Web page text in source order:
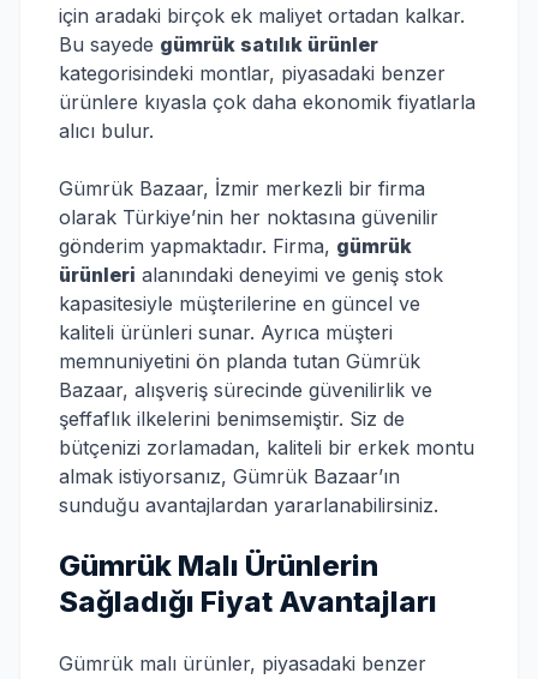
için aradaki birçok ek maliyet ortadan kalkar.
Bu sayede gümrük satılık ürünler
kategorisindeki montlar, piyasadaki benzer
ürünlere kıyasla çok daha ekonomik fiyatlarla
alıcı bulur.
Gümrük Bazaar, İzmir merkezli bir firma
olarak Türkiye’nin her noktasına güvenilir
gönderim yapmaktadır. Firma, gümrük
ürünleri alanındaki deneyimi ve geniş stok
kapasitesiyle müşterilerine en güncel ve
kaliteli ürünleri sunar. Ayrıca müşteri
memnuniyetini ön planda tutan Gümrük
Bazaar, alışveriş sürecinde güvenilirlik ve
şeffaflık ilkelerini benimsemiştir. Siz de
bütçenizi zorlamadan, kaliteli bir erkek montu
almak istiyorsanız, Gümrük Bazaar’ın
sunduğu avantajlardan yararlanabilirsiniz.
Gümrük Malı Ürünlerin
Sağladığı Fiyat Avantajları
Gümrük malı ürünler, piyasadaki benzer